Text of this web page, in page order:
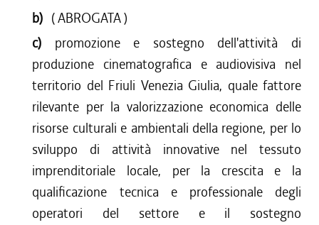
b) ( ABROGATA )
c) promozione e sostegno dell'attività di
produzione cinematografica e audiovisiva nel
territorio del Friuli Venezia Giulia, quale fattore
rilevante per la valorizzazione economica delle
risorse culturali e ambientali della regione, per lo
sviluppo di attività innovative nel tessuto
imprenditoriale locale, per la crescita e la
qualificazione tecnica e professionale degli
operatori del settore e il sostegno